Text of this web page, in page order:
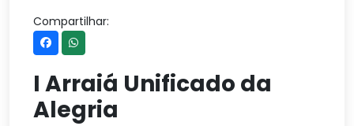
Compartilhar:
I Arraiá Unificado da
Alegria